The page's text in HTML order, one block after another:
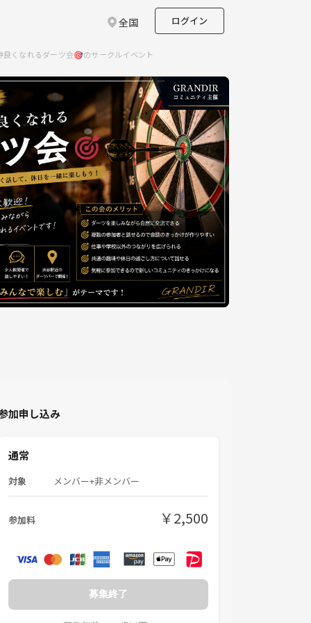
全国 ログイン
くなれるダーツ会🎯のサークルイベント
加申し込み
通常
対象 メンバー+非メンバー
参加料 ￥2,500
募集終了